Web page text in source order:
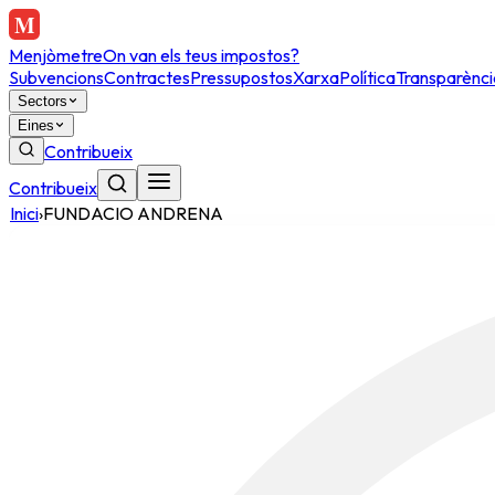
MenjòmetreOn van els teus impostos?
SubvencionsContractesPressupostosXarxaPolítica
Sectors
Eines
Contribueix
Contribueix
Inici›FUNDACIO ANDRENA